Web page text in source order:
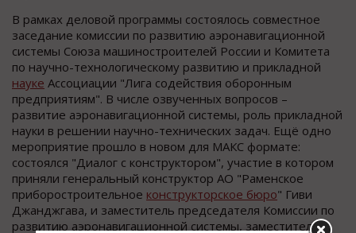
В рамках деловой программы состоялось совместное
заседание комиссии по развитию аэронавигационной
системы Союза машиностроителей России и Комитета
по научно-технологическому развитию и прикладной
науке Ассоциации "Лига содействия оборонным
предприятиям". В числе озвученных вопросов –
развитие аэронавигационной системы, роль прикладной
науки в решении научно-технических задач. Ещё одно
мероприятие прошло в новом для МАКС формате:
состоялся "Диалог с конструктором", участие в котором
приняли генеральный конструктор АО "Раменское
приборостроительное конструкторское бюро" Гиви
Джанджгава, и заместитель председателя Комиссии по
развитию аэронавигационной системы, заместитель